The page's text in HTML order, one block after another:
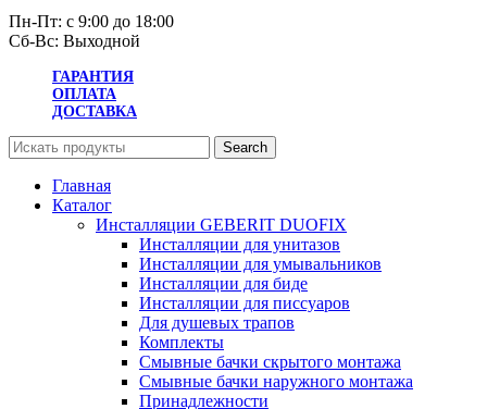
Пн-Пт: с 9:00 до 18:00
Сб-Вс: Выходной
ГАРАНТИЯ
ОПЛАТА
ДОСТАВКА
Search
Главная
Каталог
Инсталляции GEBERIT DUOFIX
Инсталляции для унитазов
Инсталляции для умывальников
Инсталляции для биде
Инсталляции для писсуаров
Для душевых трапов
Комплекты
Смывные бачки скрытого монтажа
Смывные бачки наружного монтажа
Принадлежности